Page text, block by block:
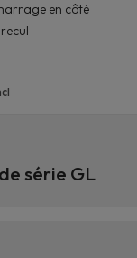
en côté
série GL